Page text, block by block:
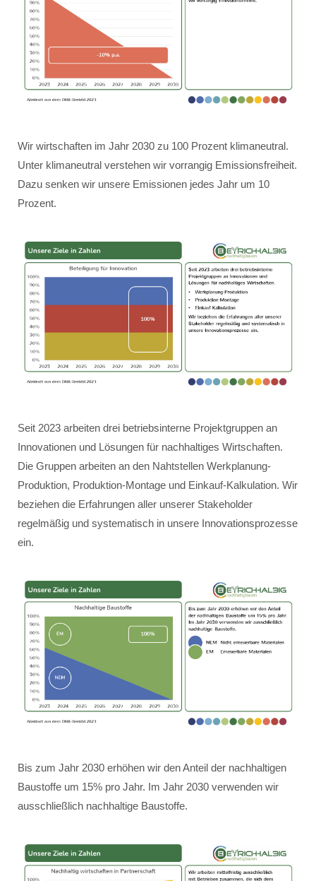
Wir wirtschaften im Jahr 2030 zu 100 Prozent klimaneutral.
Unter klimaneutral verstehen wir vorrangig Emissionsfreiheit.
Dazu senken wir unsere Emissionen jedes Jahr um 10
Prozent.
Seit 2023 arbeiten drei betriebsinterne Projektgruppen an
Innovationen und Lösungen für nachhaltiges Wirtschaften.
Die Gruppen arbeiten an den Nahtstellen Werkplanung-
Produktion, Produktion-Montage und Einkauf-Kalkulation. Wir
beziehen die Erfahrungen aller unserer Stakeholder
regelmäßig und systematisch in unsere Innovationsprozesse
ein.
Bis zum Jahr 2030 erhöhen wir den Anteil der nachhaltigen
Baustoffe um 15% pro Jahr. Im Jahr 2030 verwenden wir
ausschließlich nachhaltige Baustoffe.